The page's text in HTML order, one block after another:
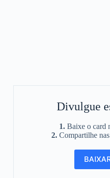
Divulgue
1. Baixe o card
2. Compartilhe